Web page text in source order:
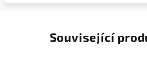
Související